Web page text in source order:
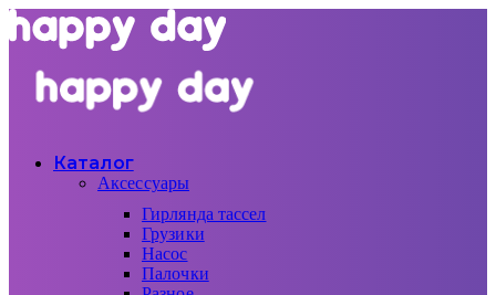
Каталог
Аксессуары
Гирлянда тассел
Грузики
Насос
Палочки